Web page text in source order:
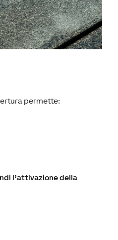
permette:
l’attivazione della